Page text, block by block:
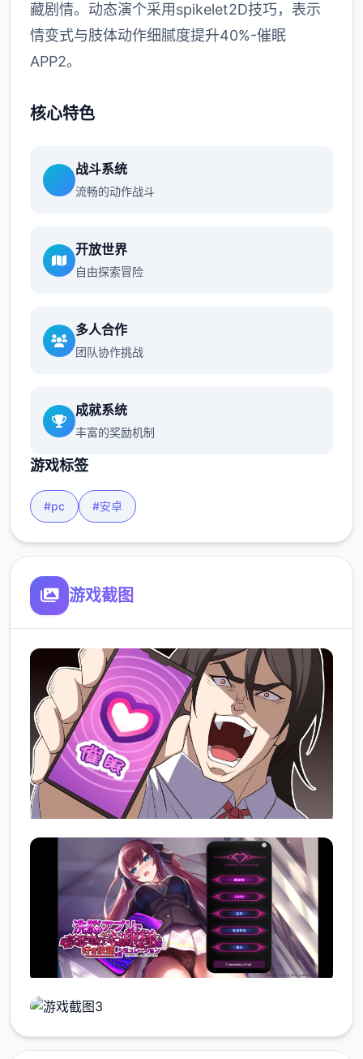
藏剧情。动态演个采用spikelet2D技巧，表示
情变式与肢体动作细腻度提升40%-催眠
APP2。
核心特色
战斗系统
流畅的动作战斗
开放世界
自由探索冒险
多人合作
团队协作挑战
成就系统
丰富的奖励机制
游戏标签
#pc #安卓
游戏截图